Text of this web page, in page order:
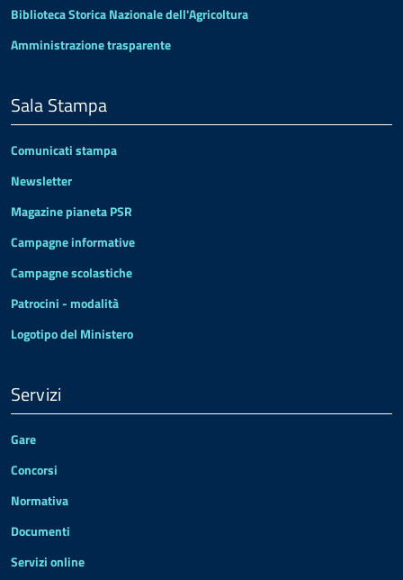
Biblioteca Storica Nazionale dell'Agricoltura
Amministrazione trasparente
Sala Stampa
Comunicati stampa
Newsletter
Magazine pianeta PSR
Campagne informative
Campagne scolastiche
Patrocini - modalità
Logotipo del Ministero
Servizi
Gare
Concorsi
Normativa
Documenti
Servizi online